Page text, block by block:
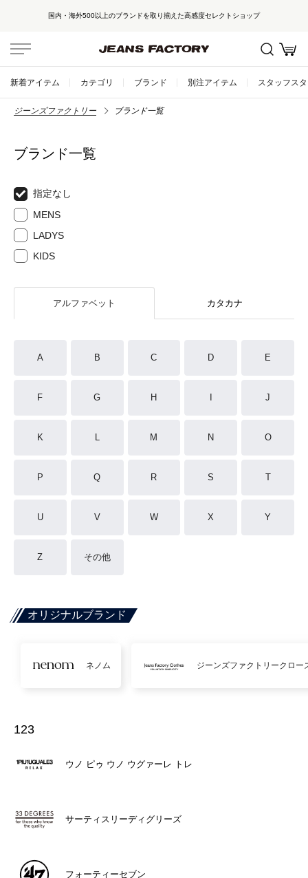
国内・海外500以上のブランドを取り揃えた高感度セレクトショップ
新着アイテム カテゴリ ブランド 別注アイテム スタッフス
ジーンズファクトリー ブランド一覧
ブランド一覧
指定なし
MENS
LADYS
KIDS
アルファベット カタカナ
A B C D E
F G H J
K L M N O
P Q R S T
U V W X Y
Z その他
オリジナルブランド
ネノム ジーンズファクトリークロー
123
ウノ ピゥ ウノ ウグァーレ トレ
サーティスリーディグリーズ
フォーティーセブン